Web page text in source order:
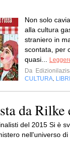
Non solo
alla cultura
straniero in
scontata, per
quasi...
Da
CULTURA LIBRI
da
del 2015 Si è
nell'universo